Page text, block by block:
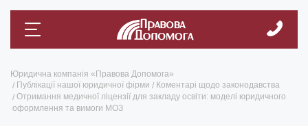
Юридична компанія «Правова Допомога»
Публікації нашої юридичної фірми
Коментарі щодо законодавства
Отримання медичної ліцензії для закладу освіти: моделі юридичного
оформлення та вимоги МОЗ